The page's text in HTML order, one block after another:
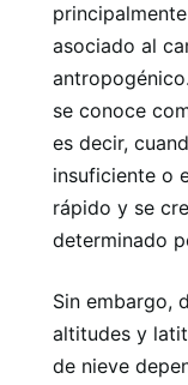
asociado al
se conoce
es decir,
insuficiente o
rápido y se
determinado
Sin embargo,
altitudes y
de nieve